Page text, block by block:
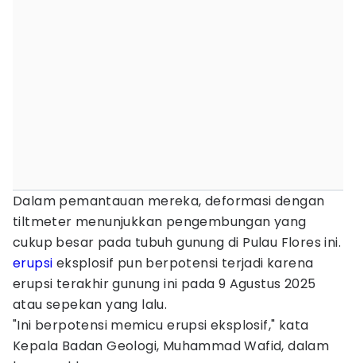
Dalam pemantauan mereka, deformasi dengan
tiltmeter menunjukkan pengembungan yang
cukup besar pada tubuh gunung di Pulau Flores ini.
erupsi eksplosif pun berpotensi terjadi karena
erupsi terakhir gunung ini pada 9 Agustus 2025
atau sepekan yang lalu.
"Ini berpotensi memicu erupsi eksplosif," kata
Kepala Badan Geologi, Muhammad Wafid, dalam